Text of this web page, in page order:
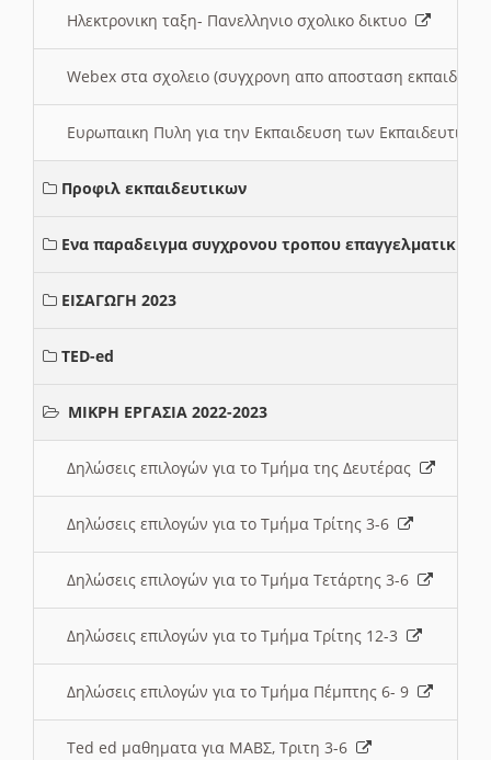
Ηλεκτρονικη ταξη- Πανελληνιο σχολικο δικτυο
Webex στα σχολειο (συγχρονη απο αποσταση
Ευρωπαικη Πυλη για την Εκπαιδευση των
Προφιλ εκπαιδευτικων
Ενα παραδειγμα συγχρονου τροπου επαγγελματικης
ΕΙΣΑΓΩΓΗ 2023
TED-ed
ΜΙΚΡΗ ΕΡΓΑΣΙΑ 2022-2023
Δηλώσεις επιλογών για το Τμήμα της Δευτέρας
Δηλώσεις επιλογών για το Τμήμα Τρίτης 3-6
Δηλώσεις επιλογών για το Τμήμα Τετάρτης 3-6
Δηλώσεις επιλογών για το Τμήμα Τρίτης 12-3
Δηλώσεις επιλογών για το Τμήμα Πέμπτης 6- 9
Ted ed μαθηματα για ΜΑΒΣ, Τριτη 3-6